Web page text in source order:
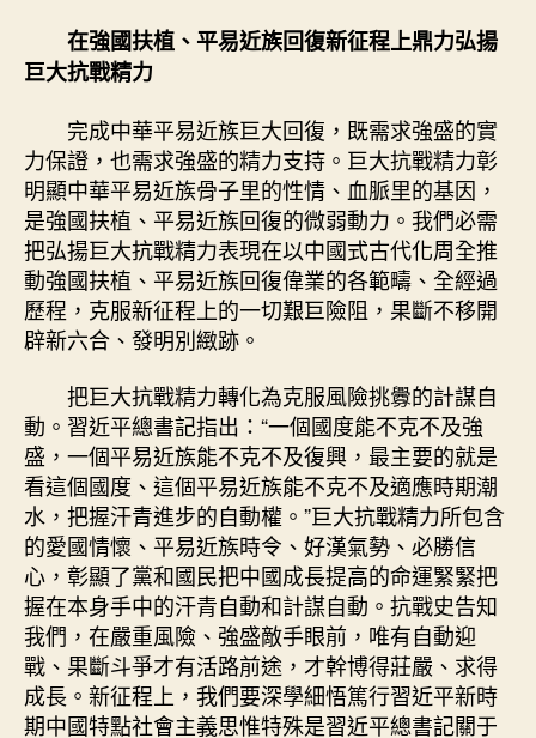
在強國扶植、平易近族回復新征程上鼎力弘揚
巨大抗戰精力
完成中華平易近族巨大回復，既需求強盛的實
力保證，也需求強盛的精力支持。巨大抗戰精力彰
明顯中華平易近族骨子里的性情、血脈里的基因，
是強國扶植、平易近族回復的微弱動力。我們必需
把弘揚巨大抗戰精力表現在以中國式古代化周全推
動強國扶植、平易近族回復偉業的各範疇、全經過
歷程，克服新征程上的一切艱巨險阻，果斷不移開
辟新六合、發明別緻跡。
把巨大抗戰精力轉化為克服風險挑釁的計謀自
動。習近平總書記指出：“一個國度能不克不及強
盛，一個平易近族能不克不及復興，最主要的就是
看這個國度、這個平易近族能不克不及適應時期潮
水，把握汗青進步的自動權。”巨大抗戰精力所包含
的愛國情懷、平易近族時令、好漢氣勢、必勝信
心，彰顯了黨和國民把中國成長提高的命運緊緊把
握在本身手中的汗青自動和計謀自動。抗戰史告知
我們，在嚴重風險、強盛敵手眼前，唯有自動迎
戰、果斷斗爭才有活路前途，才幹博得莊嚴、求得
成長。新征程上，我們要深學細悟篤行習近平新時
期中國特點社會主義思惟特殊是習近平總書記關于